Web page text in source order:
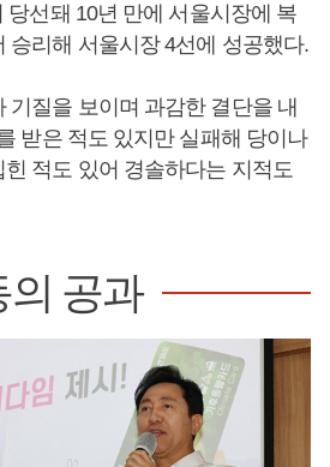
당선돼 10년 만에 서울시장에 복
승리해 서울시장 4선에 성공했다.
기질을 보이며 과감한 결단을 내
받은 적도 있지만 실패해 당이나
적도 있어 경솔하다는 지적도
의 공과